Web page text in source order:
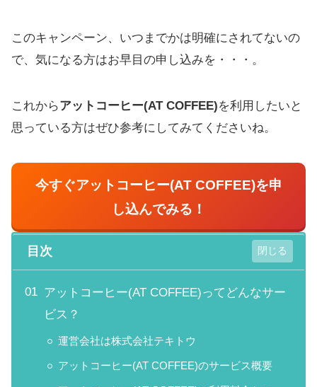
このキャンペーン、いつまでかは明確にされてないの
で、気になる方はお早目の申し込みを・・・。
これからアットコーヒー(AT COFFEE)を利用したいと
思っている方はぜひ参考にしてみてくださいね。
今すぐアットコーヒー(AT COFFEE)を申
し込んでみる！
目次
アットコーヒー(AT COFFEE)ってどんなサー
ビス？
運営会社は株式会社テキトウ
アットコーヒー(AT COFFEE)のサービス概要